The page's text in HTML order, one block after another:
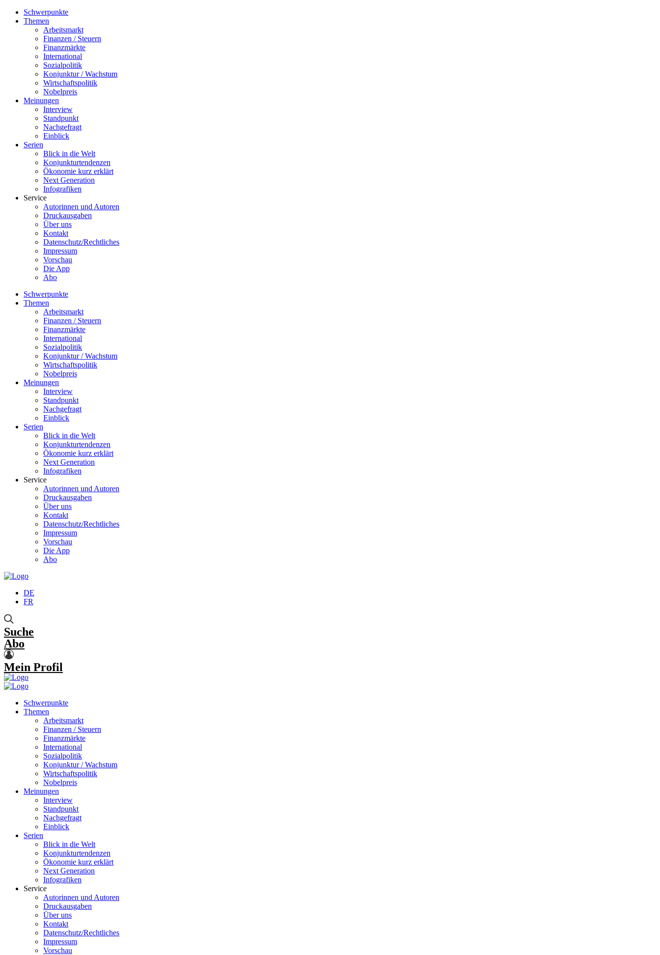
Schwerpunkte
Themen
Arbeitsmarkt
Finanzen / Steuern
Finanzmärkte
International
Sozialpolitik
Konjunktur / Wachstum
Wirtschaftspolitik
Nobelpreis
Meinungen
Interview
Standpunkt
Nachgefragt
Einblick
Serien
Blick in die Welt
Konjunkturtendenzen
Ökonomie kurz erklärt
Next Generation
Infografiken
Service
Autorinnen und Autoren
Druckausgaben
Über uns
Kontakt
Datenschutz/Rechtliches
Impressum
Vorschau
Die App
Abo
Schwerpunkte
Themen
Arbeitsmarkt
Finanzen / Steuern
Finanzmärkte
International
Sozialpolitik
Konjunktur / Wachstum
Wirtschaftspolitik
Nobelpreis
Meinungen
Interview
Standpunkt
Nachgefragt
Einblick
Serien
Blick in die Welt
Konjunkturtendenzen
Ökonomie kurz erklärt
Next Generation
Infografiken
Service
Autorinnen und Autoren
Druckausgaben
Über uns
Kontakt
Datenschutz/Rechtliches
Impressum
Vorschau
Die App
Abo
DE
FR
Suche
Abo
Mein Profil
Schwerpunkte
Themen
Arbeitsmarkt
Finanzen / Steuern
Finanzmärkte
International
Sozialpolitik
Konjunktur / Wachstum
Wirtschaftspolitik
Nobelpreis
Meinungen
Interview
Standpunkt
Nachgefragt
Einblick
Serien
Blick in die Welt
Konjunkturtendenzen
Ökonomie kurz erklärt
Next Generation
Infografiken
Service
Autorinnen und Autoren
Druckausgaben
Über uns
Kontakt
Datenschutz/Rechtliches
Impressum
Vorschau